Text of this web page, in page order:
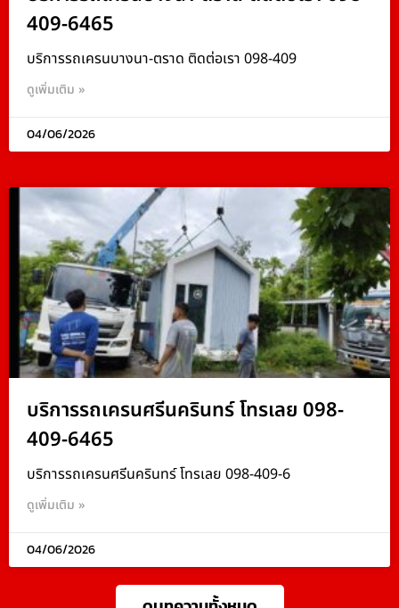
409-6465
บริการรถเครนบางนา-ตราด ติดต่อเรา 098-409
ดูเพิ่มเติม »
04/06/2026
บริการรถเครนศรีนครินทร์ โทรเลย 098-
409-6465
บริการรถเครนศรีนครินทร์ โทรเลย 098-409-6
ดูเพิ่มเติม »
04/06/2026